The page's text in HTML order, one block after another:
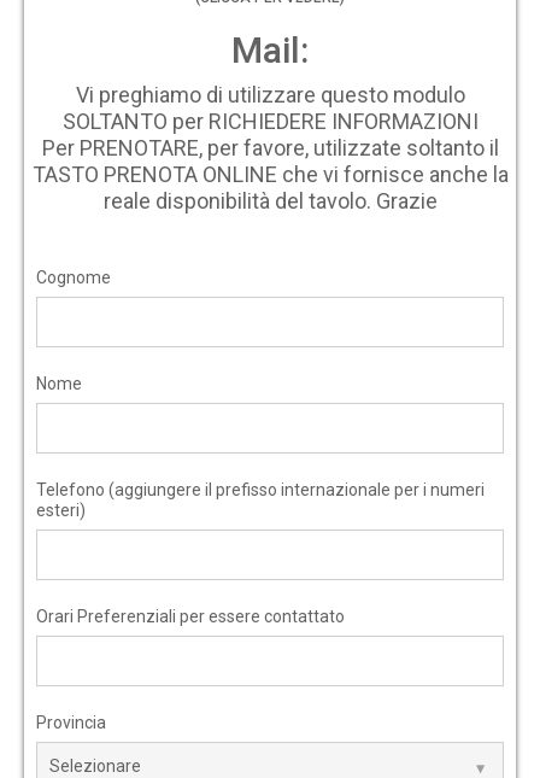
Mail:
Vi preghiamo di utilizzare questo modulo
SOLTANTO per RICHIEDERE INFORMAZIONI
Per PRENOTARE, per favore, utilizzate soltanto il
TASTO PRENOTA ONLINE che vi fornisce anche la
reale disponibilità del tavolo. Grazie
Cognome
Nome
Telefono (aggiungere il prefisso internazionale per i numeri
esteri)
Orari Preferenziali per essere contattato
Provincia